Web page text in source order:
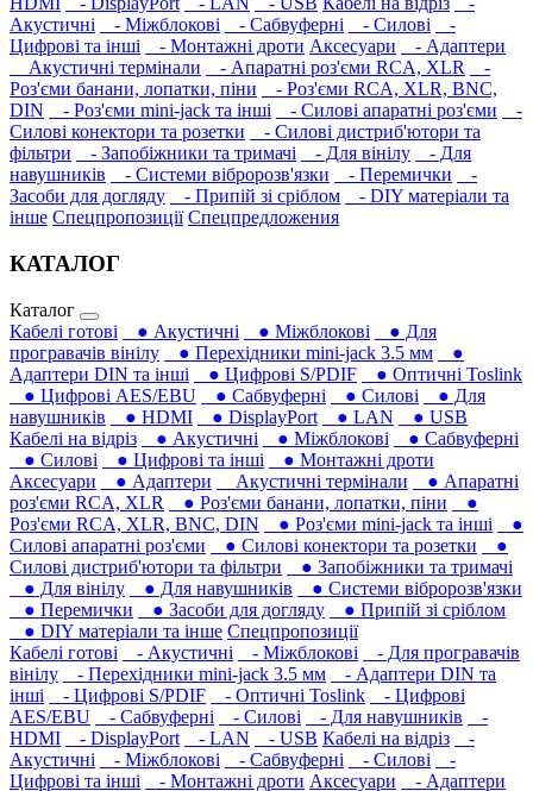
Акустичні
- Міжблокові - Сабвуферні - Силові
-
Цифрові та інші
- Монтажні дроти Аксесуари
- Адаптери
Акустичні термінали
- Апаратні роз'єми RCA, XLR
-
Роз'єми банани, лопатки, піни
- Роз'єми RCA, XLR, BNC,
DIN
- Роз'єми mini-jack та інші - Силові апаратні роз'єми
-
Силові конектори та розетки
- Силові дистриб'ютори та
фільтри
- Запобіжники та тримачі - Для вінілу
- Для
навушників‎
- Системи вібророзв'язки - Перемички
-
Засоби для догляду
- Припій зі сріблом
- DIY матеріали та
інше Спецпропозиції Спецпредложения
КАТАЛОГ
Каталог
Кабелі готові
● Акустичні ● Міжблокові
● Для
програвачів вінілу
● Перехідники mini-jack 3.5 мм
●
Адаптери DIN та інші
● Цифрові S/PDIF
● Оптичні Toslink
● Цифрові AES/EBU
● Сабвуферні ● Силові
● Для
навушників‎
● HDMI ● DisplayPort ● LAN
● USB
Кабелі на відріз
● Акустичні ● Міжблокові
● Сабвуферні
● Силові
● Цифрові та інші
● Монтажні дроти
Аксесуари
● Адаптери Акустичні термінали
● Апаратні
роз'єми RCA, XLR
● Роз'єми банани, лопатки, піни
●
Роз'єми RCA, XLR, BNC, DIN
● Роз'єми mini-jack та інші
●
Силові апаратні роз'єми
● Силові конектори та розетки
●
Силові дистриб'ютори та фільтри
● Запобіжники та тримачі
● Для вінілу
● Для навушників‎
● Системи вібророзв'язки
● Перемички
● Засоби для догляду
● Припій зі сріблом
● DIY матеріали та інше Спецпропозиції
Кабелі готові
- Акустичні - Міжблокові
- Для програвачів
вінілу
- Перехідники mini-jack 3.5 мм
- Адаптери DIN та
інші
- Цифрові S/PDIF - Оптичні Toslink
- Цифрові
AES/EBU
- Сабвуферні - Силові - Для навушників‎
-
HDMI
- DisplayPort - LAN - USB Кабелі на відріз
-
Акустичні
- Міжблокові - Сабвуферні - Силові
-
Цифрові та інші
- Монтажні дроти Аксесуари - Адаптери